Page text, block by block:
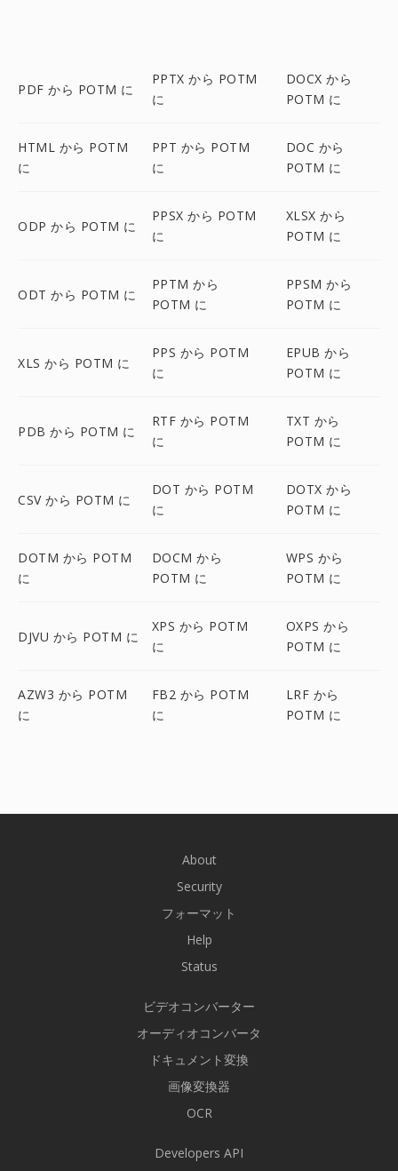
PDF から POTM に
PPTX から POTM
に
DOCX から
POTM に
HTML から POTM
に
PPT から POTM
に
DOC から
POTM に
ODP から POTM に
PPSX から POTM
に
XLSX から
POTM に
ODT から POTM に
PPTM から
POTM に
PPSM から
POTM に
XLS から POTM に
PPS から POTM
に
EPUB から
POTM に
PDB から POTM に
RTF から POTM
に
TXT から
POTM に
CSV から POTM に
DOT から POTM
に
DOTX から
POTM に
DOTM から POTM
に
DOCM から
POTM に
WPS から
POTM に
DJVU から POTM に
XPS から POTM
に
OXPS から
POTM に
AZW3 から POTM
に
FB2 から POTM
に
LRF から
POTM に
About
Security
フォーマット
Help
Status
ビデオコンバーター
オーディオコンバータ
ドキュメント変換
画像変換器
OCR
Developers API